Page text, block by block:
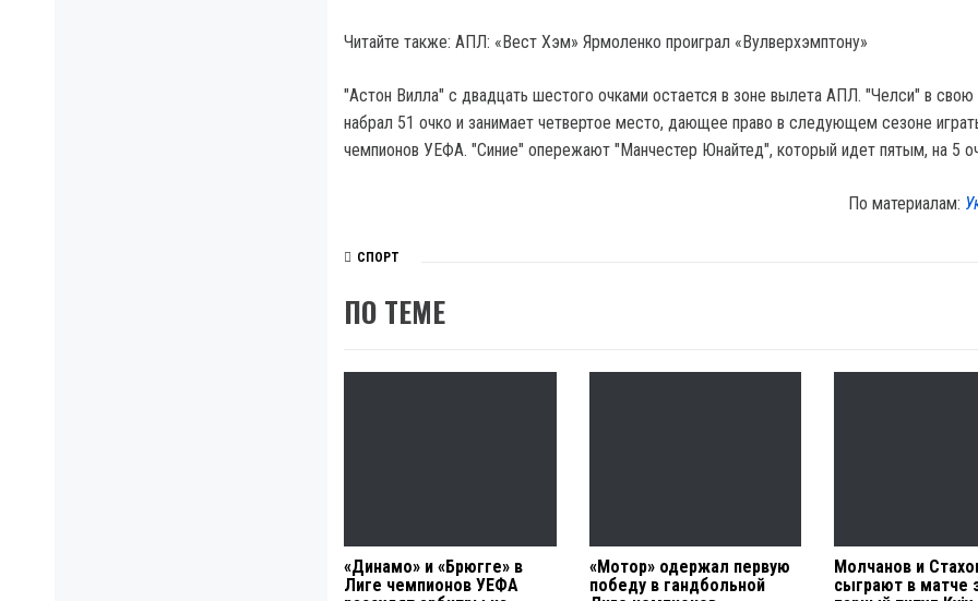
Читайте также: АПЛ: «Вест Хэм» Ярмоленко проиграл «Вулверхэмптону»
"Астон Вилла" с двадцать шестого очками остается в зоне вылета АПЛ. "Челси" в
набрал 51 очко и занимает четвертое место, дающее право в следующем сезоне
чемпионов УЕФА. "Синие" опережают "Манчестер Юнайтед", который идет пятым, на 5
По материалам:
СПОРТ
ПО ТЕМЕ
«Динамо» и «Брюгге» в
Лиге чемпионов УЕФА
«Мотор» одержал первую
победу в гандбольной
Молчанов и
сыграют в матче